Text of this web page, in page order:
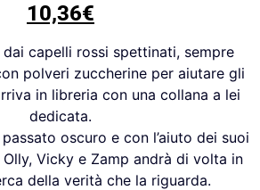
10,36€
capelli rossi spettinati, sempre
polveri zuccherine per aiutare gli
in libreria con una collana a lei
dedicata.
oscuro e con l’aiuto dei suoi
Vicky e Zamp andrà di volta in
della verità che la riguarda.